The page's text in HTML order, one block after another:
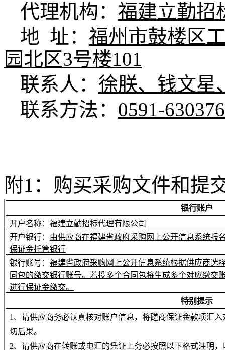
代理机构： 福建立勤招
地 址： 福州市鼓楼区
园北区3号楼101
联系人： 徐朕、钱文星
联系方法： 0591-
附1：购买采购文件和提
银行账户
开户名称： 福建立勤招标代理有限公司
开户银行： 由供应商在福建省政府采购网上公开信息系统报
保证金托管银行
银行账号： 福建省政府采购网上公开信息系统根据供应商选
同包的缴交银行账号。若投多个合同包将生成多个对应缴交
进行保证金缴交。
特别提示
1、请供应商务必认真核对账户信息，将磋商保证金款项汇
切后果。
2、请供应商在转账或电汇的凭证上务必按照以下格式注明